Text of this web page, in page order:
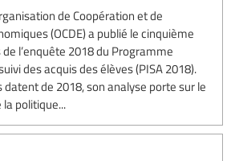
de Coopération et de
(OCDE) a publié le cinquième
l’enquête 2018 du Programme
des acquis des élèves (PISA 2018).
datent de 2018, son analyse porte sur le
politique...